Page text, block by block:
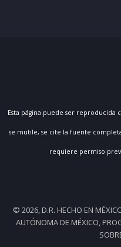
Esta página puede ser reproducida
se mutile, se cite la fuente
requiere permiso
© 2026, D.R. HECHO EN
AUTÓNOMA DE MÉXICO,